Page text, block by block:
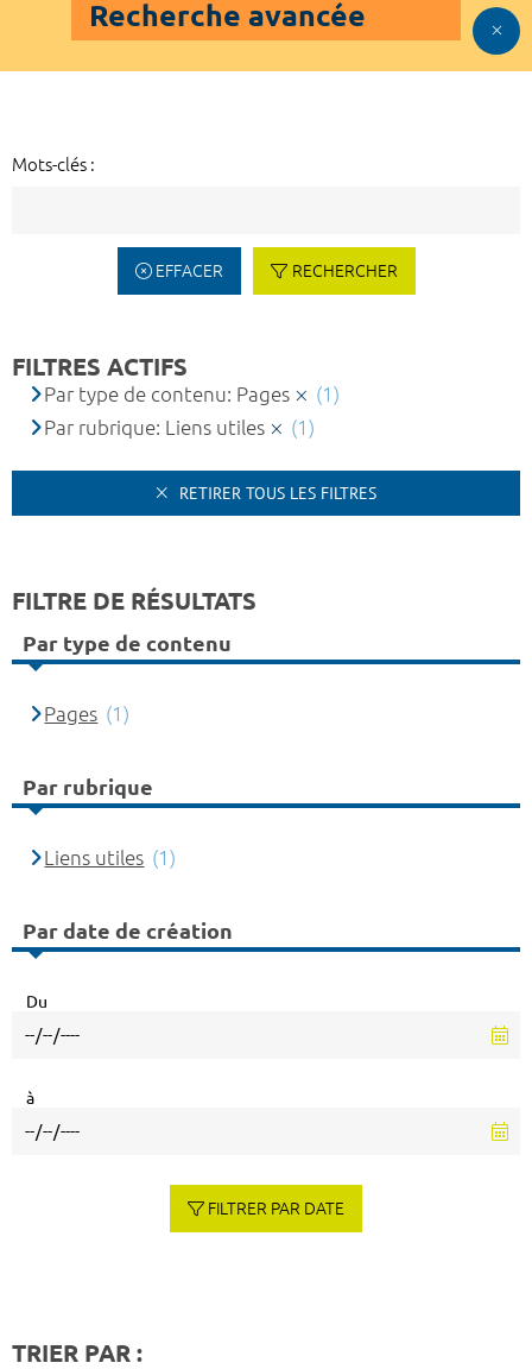
Recherche avancée
Mots-clés :
EFFACER RECHERCHER
FILTRES ACTIFS
Par type de contenu: Pages
(1)
Par rubrique: Liens utiles
(1)
RETIRER TOUS LES FILTRES
FILTRE DE RÉSULTATS
Par type de contenu
Pages (1)
Par rubrique
Liens utiles (1)
Par date de création
Du
à
FILTRER PAR DATE
TRIER PAR :